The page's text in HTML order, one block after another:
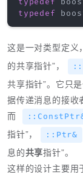
typedef
这是一对类型定义，
的共享指针”，
共享指针”。它只
据传递消息的接收
而
指针”，
::Ptr&
息的共享指针”。
这样的设计主要用